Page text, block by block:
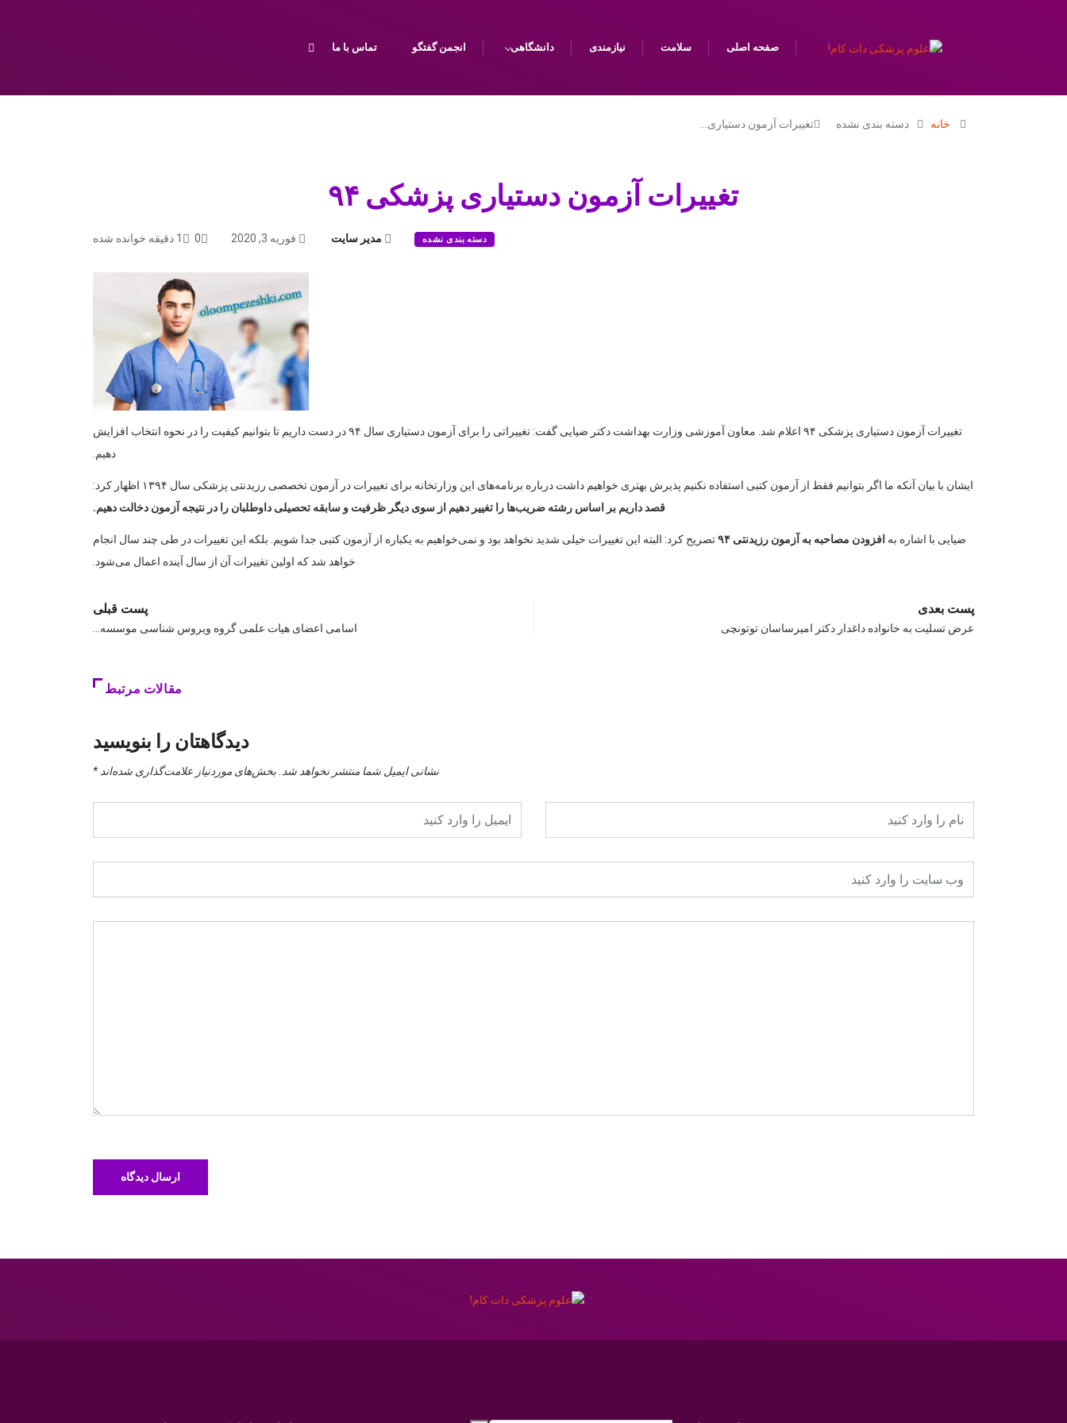
صفحه اصلی سلامت نیازمندی دانشگاهی انجمن گفتگو تماس با ما
خانه دسته بندی نشده تغییرات آزمون دستیاری…
تغییرات آزمون دستیاری پزشکی ۹۴
دسته بندی نشده مدیر سایت فوریه 3, 2020 0 1 دقیقه خوانده شده
تغییرات آزمون دستیاری پزشکی ۹۴ اعلام شد. معاون آموزشی وزارت بهداشت دکتر ضیایی گفت: تغییراتی را برای آزمون دستیاری سال ۹۴ در دست داریم تا بتوانیم کیفیت را در نحوه انتخاب افزایش
دهیم.
ایشان با بیان آنکه ما اگر بتوانیم فقط از آزمون کتبی استفاده نکنیم پذیرش بهتری خواهیم داشت درباره برنامه‌های این وزارتخانه برای تغییرات در آزمون تخصصی رزیدنتی پزشکی سال ۱۳۹۴ اظهار کرد:
قصد داریم بر اساس رشته ضریب‌ها را تغییر دهیم از سوی دیگر ظرفیت و سابقه تحصیلی داوطلبان را در نتیجه آزمون دخالت دهیم.
ضیایی با اشاره به افزودن مصاحبه به آزمون رزیدنتی ۹۴
تصریح کرد: البته این تغییرات خیلی شدید نخواهد بود و نمی‌خواهیم به یکباره از آزمون کتبی جدا شویم. بلکه این تغییرات در طی چند سال انجام
خواهد شد که اولین تغییرات آن از سال آینده اعمال می‌شود.
پست قبلی
اسامی اعضای هیات علمی گروه ویروس شناسی موسسه…
پست بعدی
عرض تسلیت به خانواده داغدار دکتر امیرساسان توتونچی
مقالات مرتبط
دیدگاهتان را بنویسید
نشانی ایمیل شما منتشر نخواهد شد. بخش‌های موردنیاز علامت‌گذاری شده‌اند*